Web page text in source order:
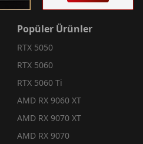
Popüler Ürünler
RTX 5050
RTX 5060
RTX 5060 Ti
AMD RX 9060 XT
AMD RX 9070 XT
AMD RX 9070